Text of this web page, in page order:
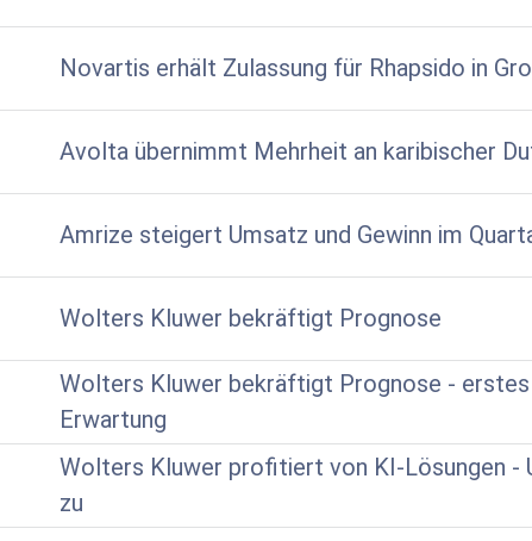
Novartis erhält Zulassung für Rhapsido in
Avolta übernimmt Mehrheit an karibischer
Amrize steigert Umsatz und Gewinn im
Wolters Kluwer bekräftigt Prognose
Wolters Kluwer bekräftigt Prognose - erstes
Erwartung
Wolters Kluwer profitiert von KI-Lösungen -
zu